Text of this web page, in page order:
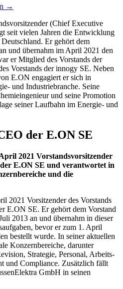
→
(Chief Executive
seit vielen Jahren die Entwicklung
Er gehört dem
und übernahm im April 2021 den
er Mitglied des Vorstands der
Vorstands der innogy SE. Neben
E.ON engagiert er sich in
und Industriebranche. Seine
und seine Promotion
seiner Laufbahn im Energie- und
der E.ON SE
2021 Vorstandsvorsitzender
E.ON SE und verantwortet in
und die
2021 Vorsitzender des Vorstands
E.ON SE. Er gehört dem Vorstand
2013 an und übernahm in dieser
bevor er zum 1. April
bestellt wurde. In seiner aktuellen
Konzernbereiche, darunter
Strategie, Personal, Arbeits-
und Compliance. Zusätzlich fällt
GmbH in seinen